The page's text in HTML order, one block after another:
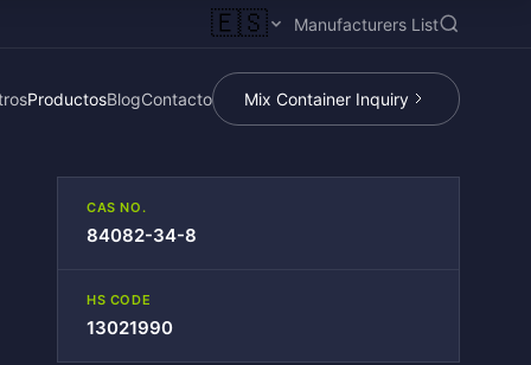
🇪🇸 Manufacturers List
ProductosBlogContacto Mix Container Inquiry
CAS NO.
84082-34-8
HS CODE
13021990